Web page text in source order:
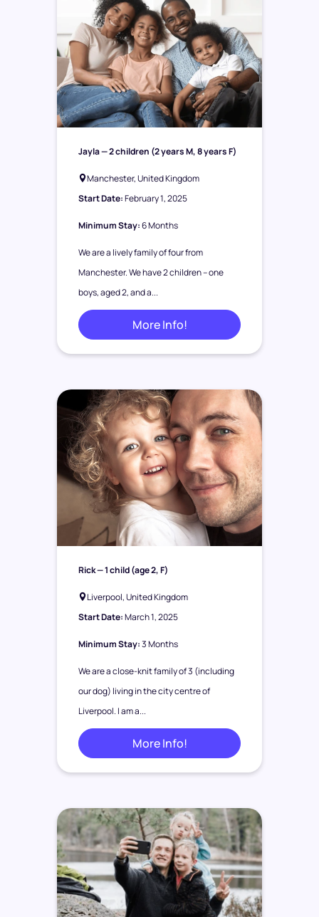
Jayla— 2 children (2 years M, 8 years F)
Manchester, United Kingdom
Start Date:February 1, 2025
Minimum Stay:6 Months
We are a lively family of four from
Manchester. We have 2 children – one
boys, aged 2, and a...
More Info!
Rick— 1 child (age 2, F)
Liverpool, United Kingdom
Start Date:March 1, 2025
Minimum Stay:3 Months
We are a close-knit family of 3 (including
our dog) living in the city centre of
Liverpool. I am a...
More Info!